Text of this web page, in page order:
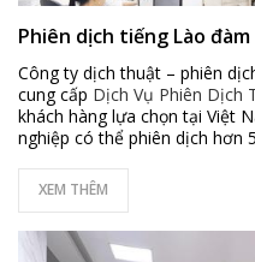
Phiên dịch tiếng Lào đàm
Công ty dịch thuật – phiên
cung cấp Dịch Vụ Phiên Dịch
khách hàng lựa chọn tại Việt
nghiệp có thể phiên dịch hơn
XEM THÊM